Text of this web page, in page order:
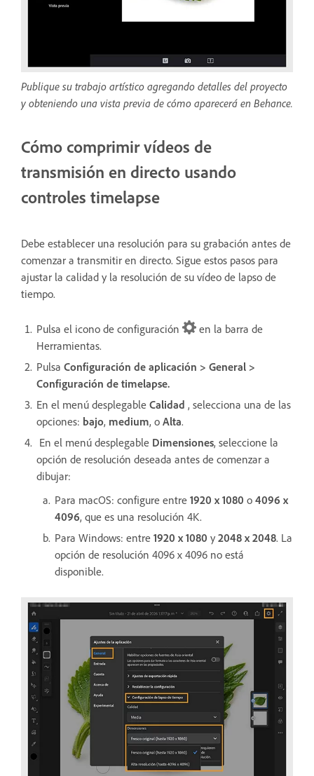
Publique su trabajo artístico agregando detalles del proyecto
y obteniendo una vista previa de cómo aparecerá en Behance.
Cómo comprimir vídeos de
transmisión en directo usando
controles timelapse
Debe establecer una resolución para su grabación antes de
comenzar a transmitir en directo. Sigue estos pasos para
ajustar la calidad y la resolución de su vídeo de lapso de
tiempo.
Pulsa el icono de configuración
en la barra de
Herramientas.
Pulsa Configuración de aplicación > General >
Configuración de timelapse.
En el menú desplegable Calidad , selecciona una de las
opciones: bajo, medium, o Alta.
En el menú desplegable Dimensiones, seleccione la
opción de resolución deseada antes de comenzar a
dibujar:
Para macOS: configure entre 1920 x 1080 o 4096 x
4096, que es una resolución 4K.
Para Windows: entre 1920 x 1080 y 2048 x 2048. La
opción de resolución 4096 x 4096 no está
disponible.